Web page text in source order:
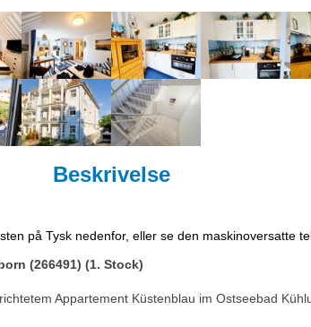
Beskrivelse
på Tysk nedenfor, eller se den maskinoversatte
(266491) (1. Stock)
Appartement Küstenblau im Ostseebad